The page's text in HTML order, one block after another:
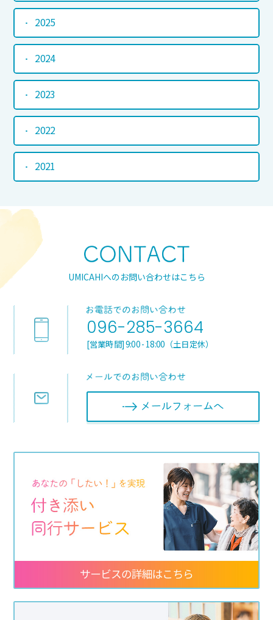
2025
2024
2023
2022
2021
UMICAHIへのお問い合わせはこちら
096-285-3664
[営業時間] 9:00 - 18:00（土日定休）